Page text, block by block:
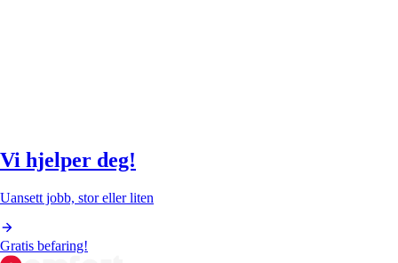
Vi hjelper deg!
Uansett jobb, stor eller liten
Gratis befaring!